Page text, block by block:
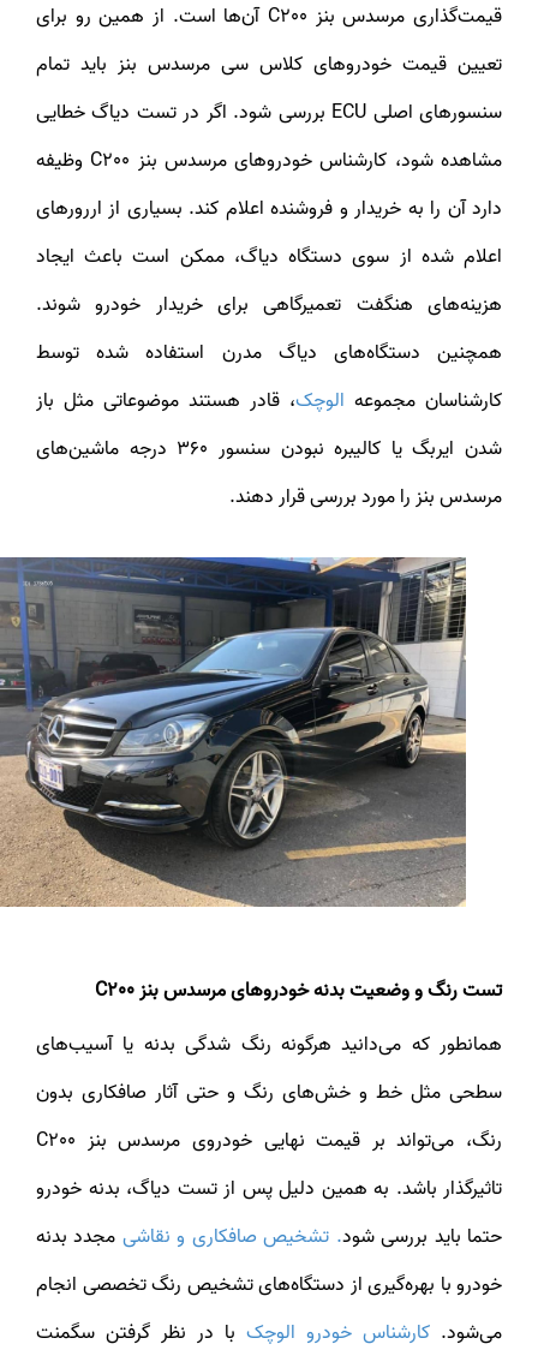
قیمت‌گذاری مرسدس بنز C200 آن‌ها است. از همین رو برای
تعیین قیمت خودروهای کلاس سی مرسدس بنز باید تمام
سنسورهای اصلی ECU بررسی شود. اگر در تست دیاگ خطایی
مشاهده شود، کارشناس خودروهای مرسدس بنز C200 وظیفه
دارد آن را به خریدار و فروشنده اعلام کند. بسیاری از اررورهای
اعلام شده از سوی دستگاه دیاگ، ممکن است باعث ایجاد
هزینه‌های هنگفت تعمیرگاهی برای خریدار خودرو شوند.
همچنین دستگاه‌های دیاگ مدرن استفاده شده توسط
کارشناسان مجموعهالوچک، قادر هستند موضوعاتی مثل باز
شدن ایربگ یا کالیبره نبودن سنسور 360 درجه ماشین‌های
مرسدس بنز را مورد بررسی قرار دهند.
تست رنگ و وضعیت بدنه خودروهای مرسدس بنز C200
همانطور که می‌دانید هرگونه رنگ شدگی بدنه یا آسیب‌های
سطحی مثل خط و خش‌های رنگ و حتی آثار صافکاری بدون
رنگ، می‌تواند بر قیمت نهایی خودروی مرسدس بنز C200
تاثیرگذار باشد. به همین دلیل پس از تست دیاگ، بدنه خودرو
حتما باید بررسی شود. تشخیص صافکاری و نقاشیمجدد بدنه
خودرو با بهره‌گیری از دستگاه‌های تشخیص رنگ تخصصی انجام
می‌شود.کارشناس خودرو الوچکبا در نظر گرفتن سگمنت